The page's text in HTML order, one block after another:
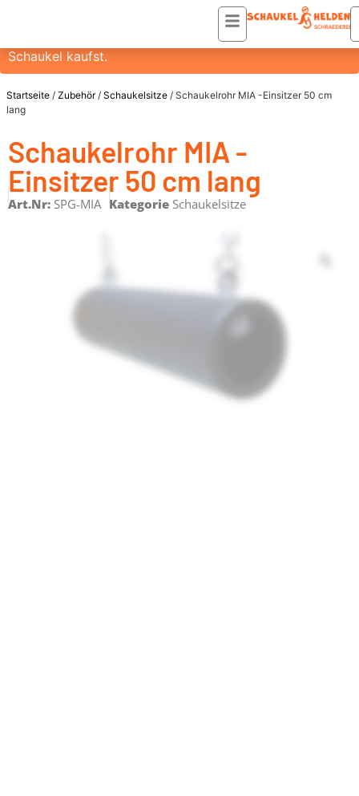
Du erhälst einen ZUSATZRABATT VON 20% auf diesen
Artikel, wenn du ihn HEUTE in einer Bestellung mit einer
Schaukel kaufst.
Startseite / Zubehör/ Schaukelsitze / Schaukelrohr MIA -Einsitzer 50 cm
lang
Schaukelrohr MIA -
Einsitzer 50 cm lang
Art.Nr: SPG-MIA Kategorie Schaukelsitze